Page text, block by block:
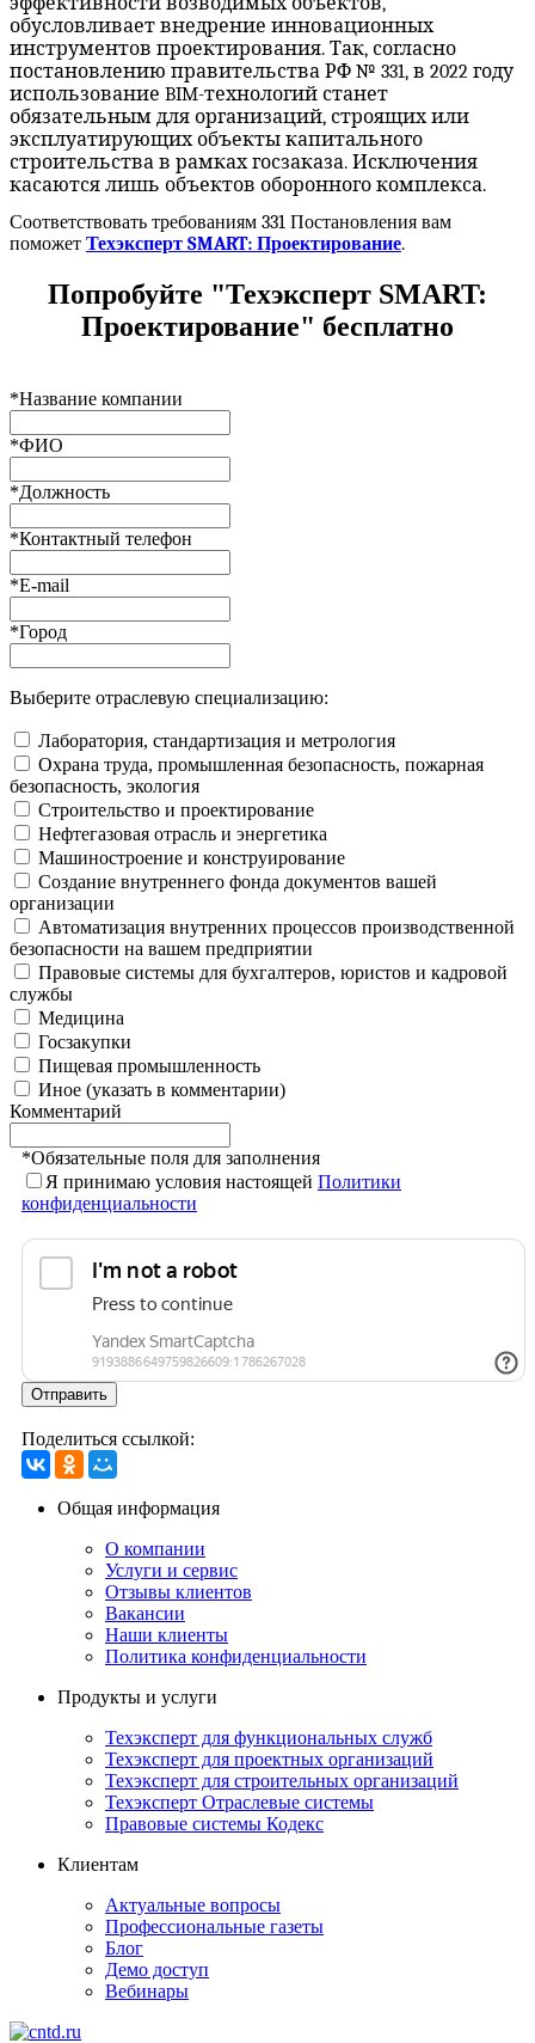
обусловливает внедрение инновационных
инструментов проектирования. Так, согласно
постановлению правительства РФ № 331, в 2022 году
использование BIM-технологий станет
обязательным для организаций, строящих или
эксплуатирующих объекты капитального
строительства в рамках госзаказа. Исключения
касаются лишь объектов оборонного комплекса.
Соответствовать требованиям 331 Постановления вам
поможет Техэксперт SMART: Проектирование.
Попробуйте "Техэксперт SMART:
Проектирование" бесплатно
*Название компании
*ФИО
*Должность
*Контактный телефон
*E-mail
*Город
Выберите отраслевую специализацию:
Лаборатория, стандартизация и метрология
Охрана труда, промышленная безопасность, пожарная
безопасность, экология
Строительство и проектирование
Нефтегазовая отрасль и энергетика
Машиностроение и конструирование
Создание внутреннего фонда документов вашей
организации
Автоматизация внутренних процессов производственной
безопасности на вашем предприятии
Правовые системы для бухгалтеров, юристов и кадровой
службы
Медицина
Госзакупки
Пищевая промышленность
Иное (указать в комментарии)
Комментарий
*Обязательные поля для заполнения
Я принимаю условия настоящей Политики
конфиденциальности
Отправить
Поделиться ссылкой:
Общая информация
О компании
Услуги и сервис
Отзывы клиентов
Вакансии
Наши клиенты
Политика конфиденциальности
Продукты и услуги
Техэксперт для функциональных служб
Техэксперт для проектных организаций
Техэксперт для строительных организаций
Техэксперт Отраслевые системы
Правовые системы Кодекс
Клиентам
Актуальные вопросы
Профессиональные газеты
Блог
Демо доступ
Вебинары